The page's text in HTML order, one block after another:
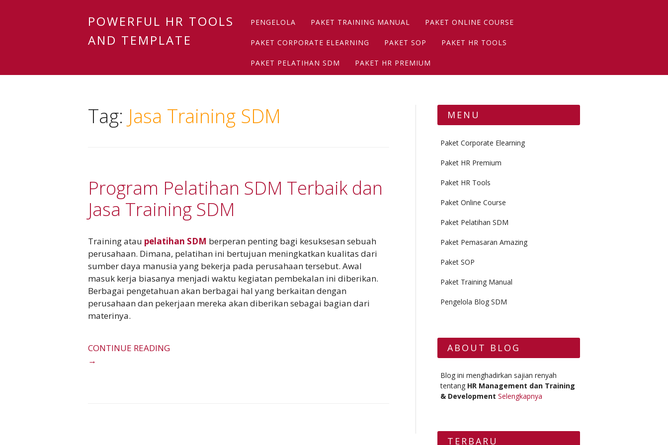
POWERFUL HR TOOLS
AND TEMPLATE
Main menu
Skip
content
PENGELOLA PAKET TRAINING MANUAL PAKET ONLINE COURSE
PAKET CORPORATE ELEARNING PAKET SOP PAKET HR TOOLS
PAKET PELATIHAN SDM PAKET HR PREMIUM
Tag: Jasa Training SDM
Program Pelatihan SDM Terbaik dan
Jasa Training SDM
Training atau pelatihan SDM berperan penting bagi kesuksesan sebuah
perusahaan. Dimana, pelatihan ini bertujuan meningkatkan kualitas dari
sumber daya manusia yang bekerja pada perusahaan tersebut. Awal
masuk kerja biasanya menjadi waktu kegiatan pembekalan ini diberikan.
Berbagai pengetahuan akan berbagai hal yang berkaitan dengan
perusahaan dan pekerjaan mereka akan diberikan sebagai bagian dari
materinya.
CONTINUE READING
→
MENU
Paket Corporate Elearning
Paket HR Premium
Paket HR Tools
Paket Online Course
Paket Pelatihan SDM
Paket Pemasaran Amazing
Paket SOP
Paket Training Manual
Pengelola Blog SDM
ABOUT BLOG
Blog ini menghadirkan sajian renyah
tentang HR Management dan Training
& Development Selengkapnya
TERBARU